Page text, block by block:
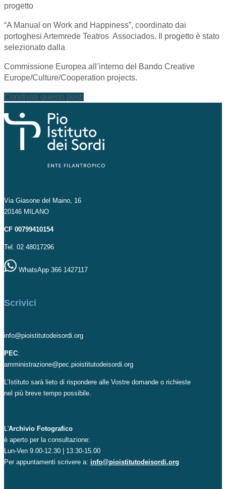
progetto
“A Manual on Work and Happiness”, coordinato dai
portoghesi Artemrede Teatros Associados. Il progetto è stato
selezionato dalla
Commissione Europea all’interno del Bando Creative
Europe/Culture/Cooperation projects.
Condividi questo post:
Via Giasone del Maino, 16
20146 MILANO
CF 00799410154
Tel. 02 48017296
WhatsApp 366 1427117
Scrivici
info@pioistitutodeisordi.org
PEC:
amministrazione@pec.pioistitutodeisordi.org
L’Istituto sarà lieto di rispondere alle Vostre domande o richieste
nel più breve tempo possibile.
L'Archivio Fotografico
è aperto per la consultazione:
Lun-Ven 9.00-12.30 | 13.30-15.00
Per appuntamenti scrivere a: info@pioistitutodeisordi.org